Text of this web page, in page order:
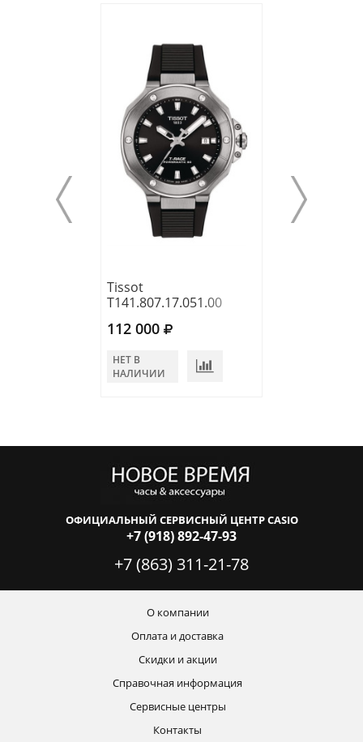
Tissot
T141.807.17.051.00
112 000
НЕТ В
НАЛИЧИИ
ОФИЦИАЛЬНЫЙ СЕРВИСНЫЙ ЦЕНТР CASIO
+7 (918) 892-47-93
+7 (863) 311-21-78
О компании
Оплата и доставка
Скидки и акции
Справочная информация
Сервисные центры
Контакты